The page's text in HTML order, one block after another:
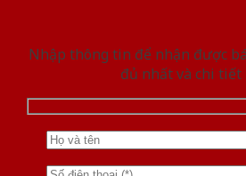
Nhập thông tin để nhận được
đủ nhất và chi tiết